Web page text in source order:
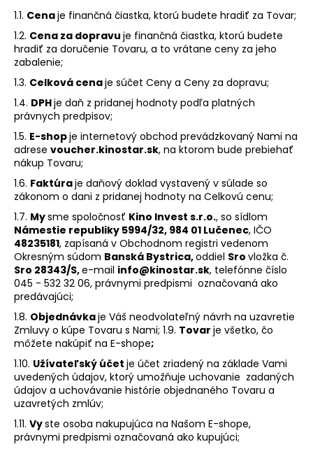
1.1. Cenaje finančná čiastka, ktorú budete hradiť za Tovar;
1.2. Cena za dopravu je finančná čiastka, ktorú budete
hradiť za doručenie Tovaru, a to vrátane ceny za jeho
zabalenie;
1.3. Celková cenaje súčet Ceny a Ceny za dopravu;
1.4. DPHje daň z pridanej hodnoty podľa platných
právnych predpisov;
1.5. E-shopje internetový obchod prevádzkovaný Nami na
adrese voucher.kinostar.sk, na ktorom bude prebiehať
nákup Tovaru;
1.6. Faktúraje daňový doklad vystavený v súlade so
zákonom o dani z pridanej hodnoty na Celkovú cenu;
1.7. Mysme spoločnosť Kino Invest s.r.o., so sídlom
Námestie republiky 5994/32, 984 01 Lučenec, IČO
48235181, zapísaná v Obchodnom registri vedenom
Okresným súdom Banská Bystrica,oddiel Sro vložka č.
Sro 28343/S,e-mail info@kinostar.sk, telefónne číslo
045 - 532 32 06, právnymi predpismi označovaná ako
predávajúci;
1.8. Objednávkaje Váš neodvolateľný návrh na uzavretie
Zmluvy o kúpe Tovaru s Nami; 1.9. Tovar je všetko, čo
môžete nakúpiť na E-shope;
1.10. Užívateľský účet je účet zriadený na základe Vami
uvedených údajov, ktorý umožňuje uchovanie zadaných
údajov a uchovávanie histórie objednaného Tovaru a
uzavretých zmlúv;
1.11. Vyste osoba nakupujúca na Našom E-shope,
právnymi predpismi označovaná ako kupujúci;
HĽADAŤ